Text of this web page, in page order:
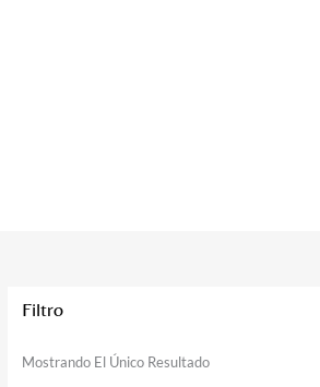
Filtro
Mostrando El Único Resultado